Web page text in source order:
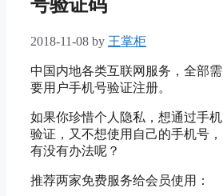
号验证码
2018-11-08 by 王掌柜
中国内地各类互联网服务，全部需
要用户手机号验证注册。
如果你珍惜个人隐私，想通过手机
验证，又不想使用自己的手机号，
有没有办法呢？
推荐两家免费服务给会员使用：